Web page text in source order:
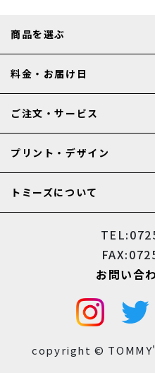
商品を選ぶ
料金・お届け日
ご注文・サービス
プリント・デザイン
トミーズについて
お問い合
copyright ©